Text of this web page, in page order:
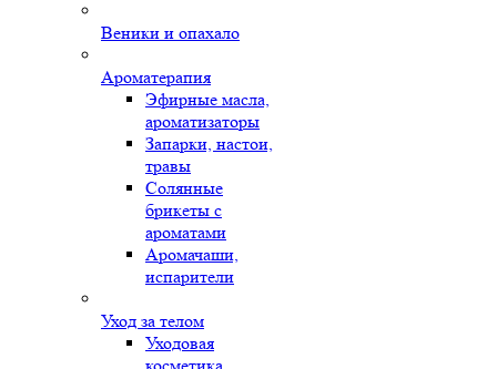
Веники и опахало
Ароматерапия
Эфирные масла,
ароматизаторы
Запарки, настои,
травы
Солянные
брикеты с
ароматами
Аромачаши,
испарители
Уход за телом
Уходовая